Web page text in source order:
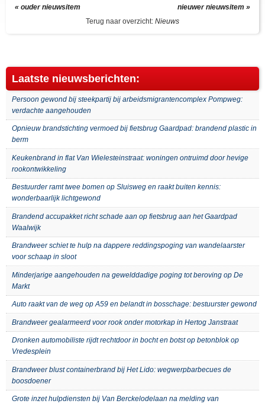
« ouder nieuwsitem
nieuwer nieuwsitem »
Terug naar overzicht: Nieuws
Laatste nieuwsberichten:
Persoon gewond bij steekpartij bij arbeidsmigrantencomplex Pompweg:
verdachte aangehouden
Opnieuw brandstichting vermoed bij fietsbrug Gaardpad: brandend plastic in
berm
Keukenbrand in flat Van Wielesteinstraat: woningen ontruimd door hevige
rookontwikkeling
Bestuurder ramt twee bomen op Sluisweg en raakt buiten kennis:
wonderbaarlijk lichtgewond
Brandend accupakket richt schade aan op fietsbrug aan het Gaardpad
Waalwijk
Brandweer schiet te hulp na dappere reddingspoging van wandelaarster
voor schaap in sloot
Minderjarige aangehouden na gewelddadige poging tot beroving op De
Markt
Auto raakt van de weg op A59 en belandt in bosschage: bestuurster gewond
Brandweer gealarmeerd voor rook onder motorkap in Hertog Janstraat
Dronken automobiliste rijdt rechtdoor in bocht en botst op betonblok op
Vredesplein
Brandweer blust containerbrand bij Het Lido: wegwerpbarbecues de
boosdoener
Grote inzet hulpdiensten bij Van Berckelodelaan na melding van